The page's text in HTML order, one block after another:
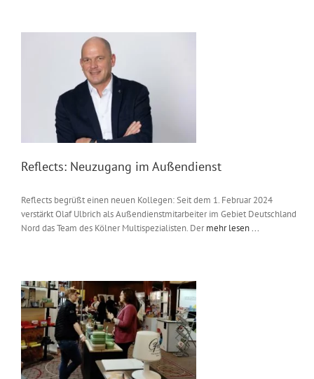
Reflects: Neuzugang im Außendienst
Reflects begrüßt einen neuen Kollegen: Seit dem 1. Februar 2024
verstärkt Olaf Ulbrich als Außendienstmitarbeiter im Gebiet Deutschland
Nord das Team des Kölner Multispezialisten. Dermehr lesen ...